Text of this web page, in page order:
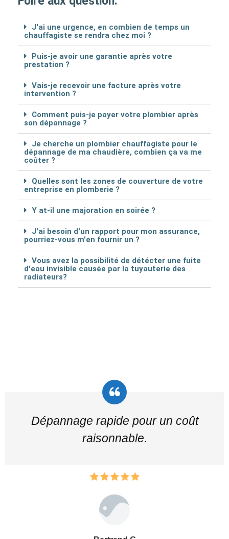
J'ai une urgence, en combien de temps un
chauffagiste se rendra chez moi ?
Puis-je avoir une garantie après votre
prestation ?
Vais-je recevoir une facture après votre
intervention ?
Comment puis-je payer votre plombier après
son dépannage ?
Je cherche un plombier chauffagiste pour le
dépannage de ma chaudière, combien ça va me
coûter ?
Quelles sont les zones de couverture de votre
entreprise en plomberie ?
Y at-il une majoration en soirée ?
J'ai besoin d'un rapport pour mon assurance,
pourriez-vous m'en fournir un ?
Vous avez la possibilité de détécter une fuite
d'eau invisible causée par la tuyauterie des
radiateurs?
Dépannage rapide pour un coût
raisonnable.